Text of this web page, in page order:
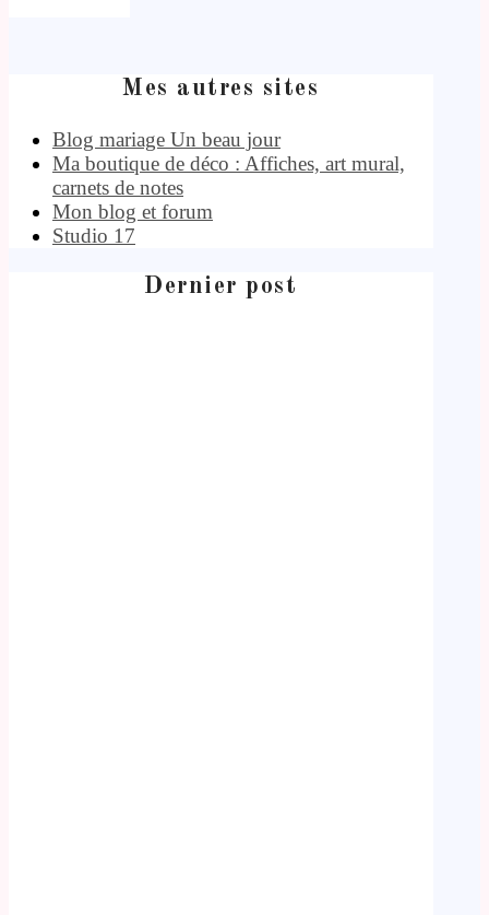
Mes autres sites
Blog mariage Un beau jour
Ma boutique de déco : Affiches, art mural,
carnets de notes
Mon blog et forum
Studio 17
Dernier post